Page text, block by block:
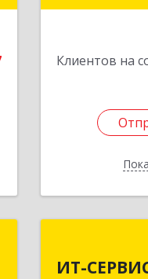
Клиентов на
ИТ-